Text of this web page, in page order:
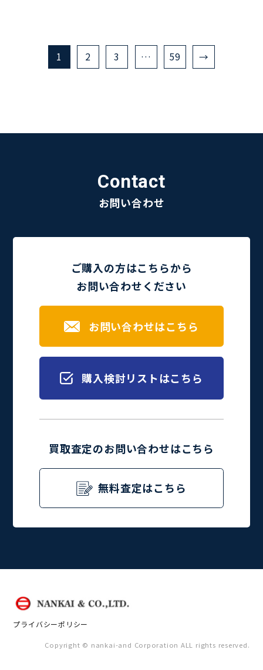
1 2 3 … 59 →
Contact
お問い合わせ
ご購入の方はこちらから
お問い合わせください
お問い合わせはこちら
購入検討リストはこちら
買取査定のお問い合わせはこちら
無料査定はこちら
プライバシーポリシー
Copyright © nankai-and Corporation ALL rights reserved.